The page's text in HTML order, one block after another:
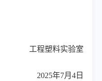
工程塑料实验室
2025年7月4日